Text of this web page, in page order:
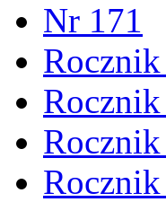
Nr 171